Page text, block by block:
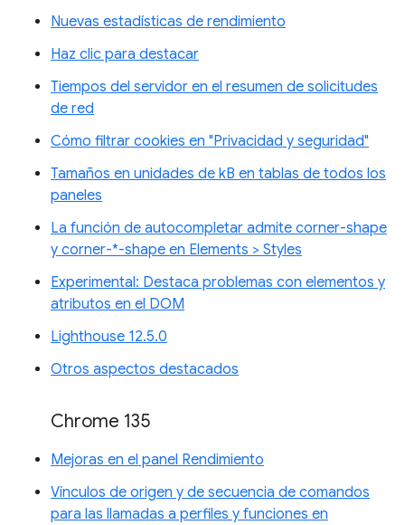
Nuevas estadísticas de rendimiento
Haz clic para destacar
Tiempos del servidor en el resumen de solicitudes
de red
Cómo filtrar cookies en "Privacidad y seguridad"
Tamaños en unidades de kB en tablas de todos los
paneles
La función de autocompletar admite corner-shape
y corner-*-shape en Elements > Styles
Experimental: Destaca problemas con elementos y
atributos en el DOM
Lighthouse 12.5.0
Otros aspectos destacados
Chrome 135
Mejoras en el panel Rendimiento
Vínculos de origen y de secuencia de comandos
para las llamadas a perfiles y funciones en